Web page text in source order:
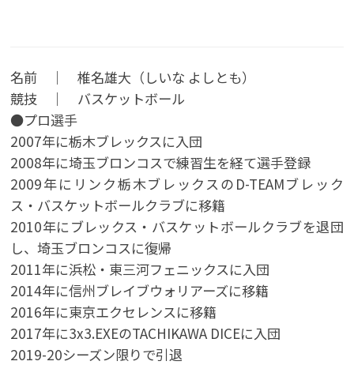
名前 ｜ 椎名雄大（しいな よしとも）
競技 ｜ バスケットボール
●プロ選手
2007年に栃木ブレックスに入団
2008年に埼玉ブロンコスで練習生を経て選手登録
2009年にリンク栃木ブレックスのD-TEAMブレック
ス・バスケットボールクラブに移籍
2010年にブレックス・バスケットボールクラブを退団
し、埼玉ブロンコスに復帰
2011年に浜松・東三河フェニックスに入団
2014年に信州ブレイブウォリアーズに移籍
2016年に東京エクセレンスに移籍
2017年に3x3.EXEのTACHIKAWA DICEに入団
2019-20シーズン限りで引退